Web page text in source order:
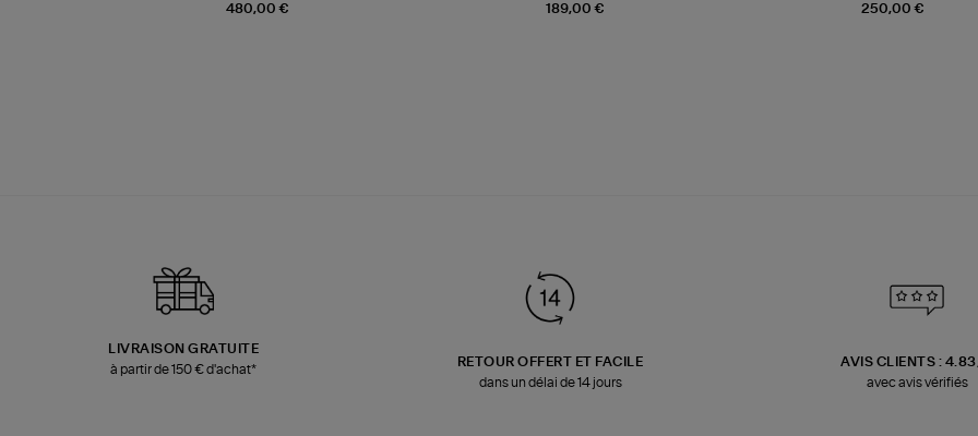
480,00 €
189,00 € 250,00 €
LIVRAISON GRATUITE
à partir de 150 € d'achat*
RETOUR OFFERT ET FACILE
dans un délai de 14 jours
AVIS CLIENTS :
avec avis vérifiés